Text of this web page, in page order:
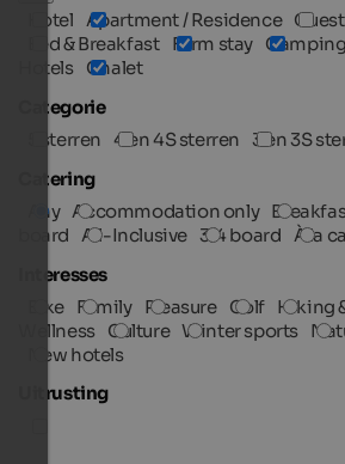
Hotel Apartment / Residence
Bed & Breakfast Farm stay Camping
Hotels Chalet
Categorie
5 sterren 4 en 4S sterren 3 en 3S
Catering
Any Accommodation only
board All-Inclusive 3/4 board À la
Interesses
Bike Family Pleasure Golf Hiking
Wellness Culture Winter sports
New hotels
Uitrusting